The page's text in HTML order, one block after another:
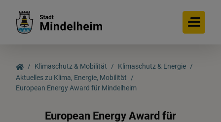
Klimaschutz & Mobilität
Klimaschutz & Energie
Aktuelles zu Klima, Energie, Mobilität
European Energy Award für Mindelheim
European Energy Award für